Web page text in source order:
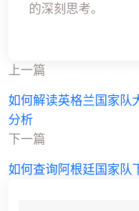
的深刻思考。
上一篇
如何解读英格兰国家队
分析
下一篇
如何查询阿根廷国家队